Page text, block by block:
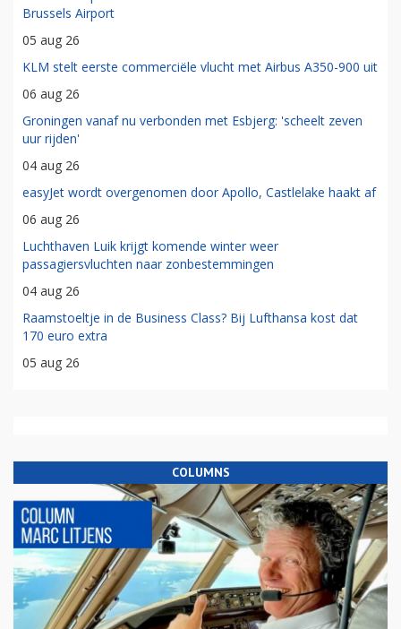
Brussels Airport
05 aug 26
KLM stelt eerste commerciële vlucht met Airbus A350-900 uit
06 aug 26
Groningen vanaf nu verbonden met Esbjerg: 'scheelt zeven
uur rijden'
04 aug 26
easyJet wordt overgenomen door Apollo, Castlelake haakt af
06 aug 26
Luchthaven Luik krijgt komende winter weer
passagiersvluchten naar zonbestemmingen
04 aug 26
Raamstoeltje in de Business Class? Bij Lufthansa kost dat
170 euro extra
05 aug 26
COLUMNS